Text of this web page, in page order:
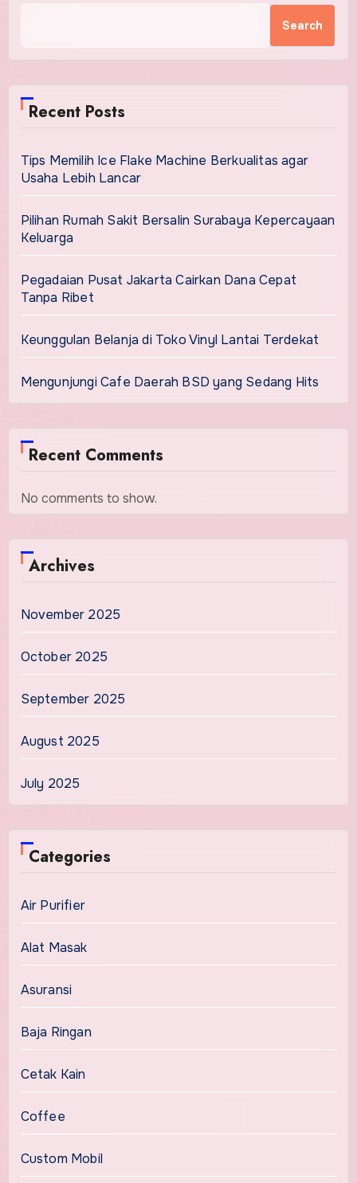
Search
Recent Posts
Tips Memilih Ice Flake Machine Berkualitas agar
Usaha Lebih Lancar
Pilihan Rumah Sakit Bersalin Surabaya Kepercayaan
Keluarga
Pegadaian Pusat Jakarta Cairkan Dana Cepat
Tanpa Ribet
Keunggulan Belanja di Toko Vinyl Lantai Terdekat
Mengunjungi Cafe Daerah BSD yang Sedang Hits
Recent Comments
No comments to show.
Archives
November 2025
October 2025
September 2025
August 2025
July 2025
Categories
Air Purifier
Alat Masak
Asuransi
Baja Ringan
Cetak Kain
Coffee
Custom Mobil